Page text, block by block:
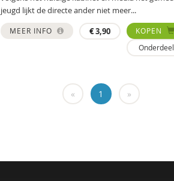
jeugd lijkt de directe ander niet meer...
MEER INFO €3,90
KOPEN
« 1 »